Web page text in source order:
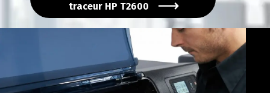
traceur HP T2600